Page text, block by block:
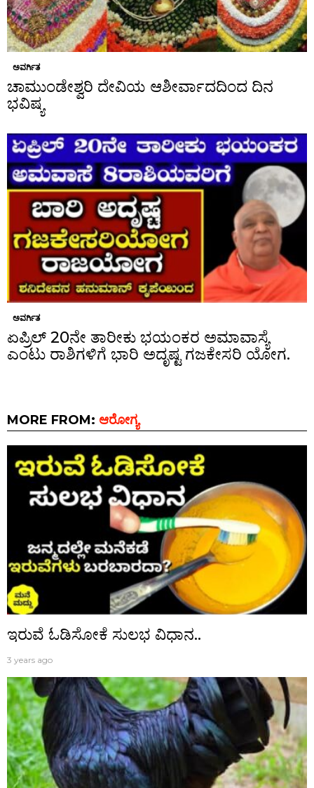
ಅವರ್ಗಿತ
ಚಾಮುಂಡೇಶ್ವರಿ ದೇವಿಯ ಆಶೀರ್ವಾದದಿಂದ ದಿನ
ಭವಿಷ್ಯ
ಅವರ್ಗಿತ
ಏಪ್ರಿಲ್ 20ನೇ ತಾರೀಕು ಭಯಂಕರ ಅಮಾವಾಸ್ಯೆ
ಎಂಟು ರಾಶಿಗಳಿಗೆ ಭಾರಿ ಅದೃಷ್ಟ ಗಜಕೇಸರಿ ಯೋಗ.
MORE FROM: ಆರೋಗ್ಯ
ಇರುವೆ ಓಡಿಸೋಕೆ ಸುಲಭ ವಿಧಾನ..
3 years ago